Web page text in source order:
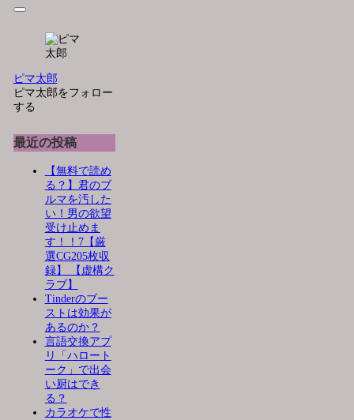
ピマ太郎
ピマ太郎をフォロー
する
最近の投稿
【無料で読め
る？】君のブ
ルマを汚した
い！男の欲望
受け止めま
す！！7【厳
選CG205枚収
録】 【虚構ク
ラブ】
Tinderのブー
ストは効果が
あるのか？
言語交換アプ
リ「ハロート
ーク」で出会
い厨はでき
る？
カラオケで性